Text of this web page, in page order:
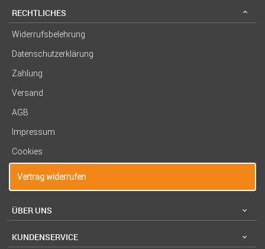
RECHTLICHES
Widerrufsbelehrung
Datenschutzerklärung
Zahlung
Versand
AGB
Impressum
Cookies
Vertrag widerrufen
ÜBER UNS
KUNDENSERVICE